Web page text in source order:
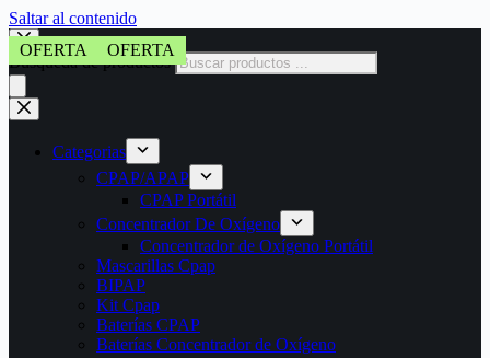
Saltar al contenido
Búsqueda de productos
Categorias
CPAP/APAP
CPAP Portátil
Concentrador De Oxígeno
Concentrador de Oxígeno Portátil
Mascarillas Cpap
BIPAP
Kit Cpap
Baterías CPAP
Baterías Concentrador de Oxígeno
OFERTA OFERTA
OFERTA
OFERTA